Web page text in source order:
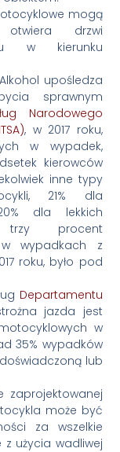
mogą
drzwi
w kierunku
upośledza
sprawnym
Narodowego
, w 2017 roku,
w wypadek,
kierowców
inne typy
21% dla
dla lekkich
trzy procent
wypadkach z
roku, było pod
Departamentu
jazda jest
w
35% wypadków
lub
zaprojektowanej
może być
za wszelkie
użycia wadliwej